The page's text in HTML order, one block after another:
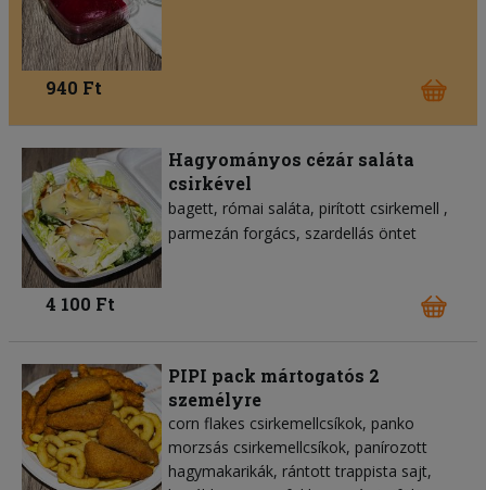
940 Ft
Hagyományos cézár saláta
csirkével
bagett római saláta pirított csirkemell
parmezán forgács szardellás öntet
4 100 Ft
PIPI pack mártogatós 2
személyre
corn flakes csirkemellcsíkok, panko
morzsás csirkemellcsíkok, panírozott
hagymakarikák, rántott trappista sajt,